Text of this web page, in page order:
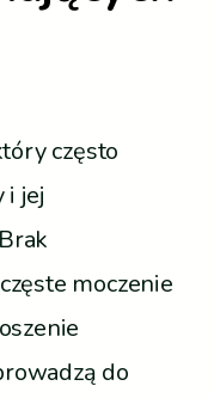
często
i jej
moczenie
do